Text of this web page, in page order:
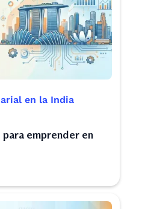
en la India
emprender en